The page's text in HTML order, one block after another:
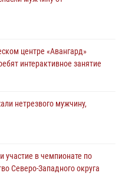
несовершеннолетнего
Западного округа
центре «Авангард»
интерактивное занятие
нетрезвого мужчину,
участие в чемпионате по
Северо-Западного округа